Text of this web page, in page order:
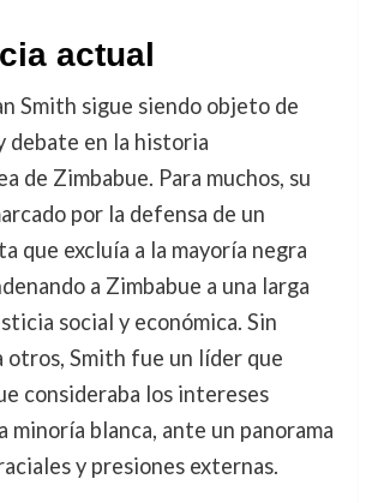
actual
Smith sigue siendo objeto de
debate en la historia
de Zimbabue. Para muchos, su
por la defensa de un
que excluía a la mayoría negra
a Zimbabue a una larga
social y económica. Sin
otros, Smith fue un líder que
consideraba los intereses
minoría blanca, ante un panorama
y presiones externas.